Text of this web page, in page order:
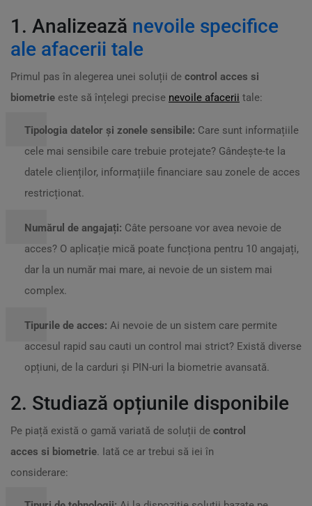
1. Analizează nevoile specifice
ale afacerii tale
Primul pas în alegerea unei soluții de control acces si
biometrie este să înțelegi precise nevoile afacerii tale:
Tipologia datelor și zonele sensibile: Care sunt informațiile
cele mai sensibile care trebuie protejate? Gândește-te la
datele clienților, informațiile financiare sau zonele de acces
restricționat.
Numărul de angajați: Câte persoane vor avea nevoie de
acces? O aplicație mică poate funcționa pentru 10 angajați,
dar la un număr mai mare, ai nevoie de un sistem mai
complex.
Tipurile de acces: Ai nevoie de un sistem care permite
accesul rapid sau cauti un control mai strict? Există diverse
opțiuni, de la carduri și PIN-uri la biometrie avansată.
2. Studiază opțiunile disponibile
Pe piață există o gamă variată de soluții de control
acces si biometrie. Iată ce ar trebui să iei în
considerare: